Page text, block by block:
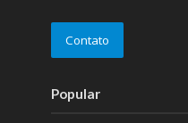
Contato
Popular